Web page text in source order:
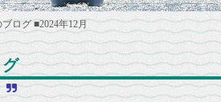
ブログ■2024年12月